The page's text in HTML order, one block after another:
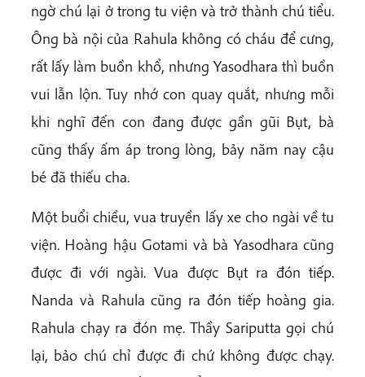
ngờ chú lại ở trong tu viện và trở thành chú tiểu.
Ông bà nội của Rahula không có cháu để cưng,
rất lấy làm buồn khổ, nhưng Yasodhara thì buồn
vui lẫn lộn. Tuy nhớ con quay quắt, nhưng mỗi
khi nghĩ đến con đang được gần gũi Bụt, bà
cũng thấy ấm áp trong lòng, bảy năm nay cậu
bé đã thiếu cha.
Một buổi chiều, vua truyền lấy xe cho ngài về tu
viện. Hoàng hậu Gotami và bà Yasodhara cũng
được đi với ngài. Vua được Bụt ra đón tiếp.
Nanda và Rahula cũng ra đón tiếp hoàng gia.
Rahula chạy ra đón mẹ. Thầy Sariputta gọi chú
lại, bảo chú chỉ được đi chứ không được chạy.